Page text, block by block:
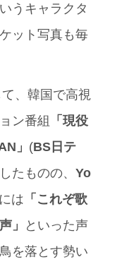
うキャラクタ
ット写真も毎
、韓国で高視
ン番組
「現役
」 (BS日テ
たものの、Yo
は 「これぞ歌
」
といった声
を落とす勢い